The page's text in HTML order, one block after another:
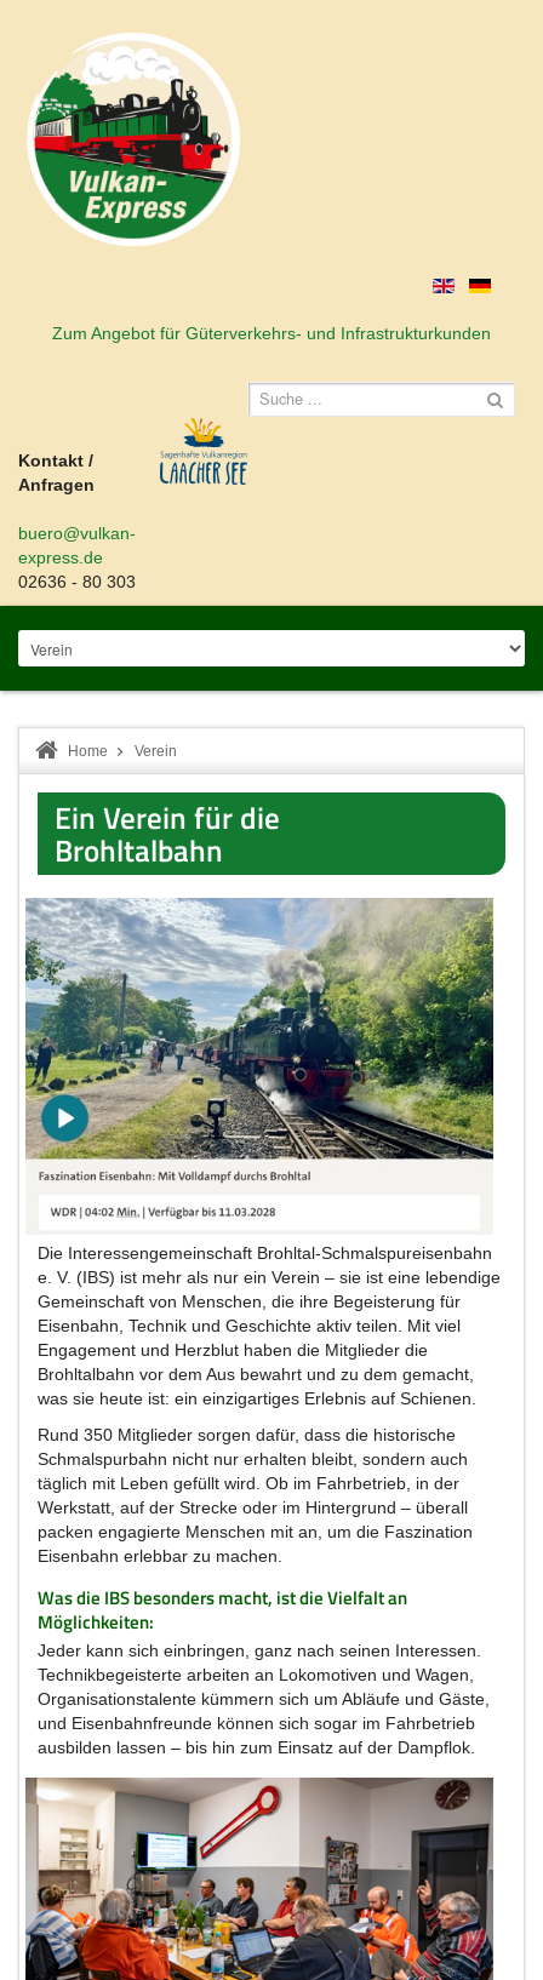
Zum Angebot für Güterverkehrs- und Infrastrukturkunden
Kontakt /
Anfragen
buero@vulkan-
express.de
02636 - 80 303
Home Verein
Ein Verein für die
Brohltalbahn
Die Interessengemeinschaft Brohltal-Schmalspureisenbahn
e. V. (IBS) ist mehr als nur ein Verein – sie ist eine lebendige
Gemeinschaft von Menschen, die ihre Begeisterung für
Eisenbahn, Technik und Geschichte aktiv teilen. Mit viel
Engagement und Herzblut haben die Mitglieder die
Brohltalbahn vor dem Aus bewahrt und zu dem gemacht,
was sie heute ist: ein einzigartiges Erlebnis auf Schienen.
Rund 350 Mitglieder sorgen dafür, dass die historische
Schmalspurbahn nicht nur erhalten bleibt, sondern auch
täglich mit Leben gefüllt wird. Ob im Fahrbetrieb, in der
Werkstatt, auf der Strecke oder im Hintergrund – überall
packen engagierte Menschen mit an, um die Faszination
Eisenbahn erlebbar zu machen.
Was die IBS besonders macht, ist die Vielfalt an
Möglichkeiten:
Jeder kann sich einbringen, ganz nach seinen Interessen.
Technikbegeisterte arbeiten an Lokomotiven und Wagen,
Organisationstalente kümmern sich um Abläufe und Gäste,
und Eisenbahnfreunde können sich sogar im Fahrbetrieb
ausbilden lassen – bis hin zum Einsatz auf der Dampflok.